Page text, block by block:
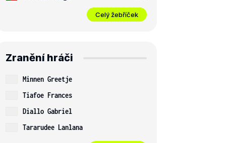
Celý žebříček
Zranění hráči
Minnen Greetje
Tiafoe Frances
Diallo Gabriel
Tararudee Lanlana